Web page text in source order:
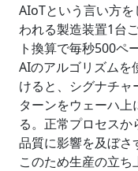
AIoTという言い方
われる製造装置1台
ト換算で毎秒500ペ
AIのアルゴリズムを
けると、シグナチ
ターンをウェーハ
る。正常プロセス
品質に影響を及ぼさ
このため生産の立ち